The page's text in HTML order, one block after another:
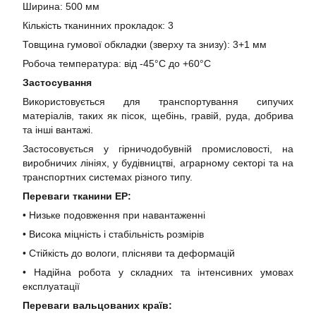
Ширина: 500 мм
Кількість тканинних прокладок: 3
Товщина гумової обкладки (зверху та знизу): 3+1 мм
Робоча температура: від -45°C до +60°C
Застосування
Використовується для транспортування сипучих
матеріалів, таких як пісок, щебінь, гравій, руда, добрива
та інші вантажі.
Застосовується у гірничодобувній промисловості, на
виробничих лініях, у будівництві, аграрному секторі та на
транспортних системах різного типу.
Переваги тканини EP:
• Низьке подовження при навантаженні
• Висока міцність і стабільність розмірів
• Стійкість до вологи, плісняви та деформацій
• Надійна робота у складних та інтенсивних умовах
експлуатації
Переваги вальцованих країв: